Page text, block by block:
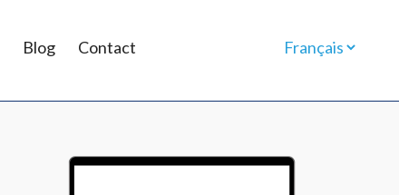
Blog Contact